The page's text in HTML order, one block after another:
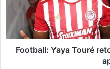
:
Football: Yaya Touré